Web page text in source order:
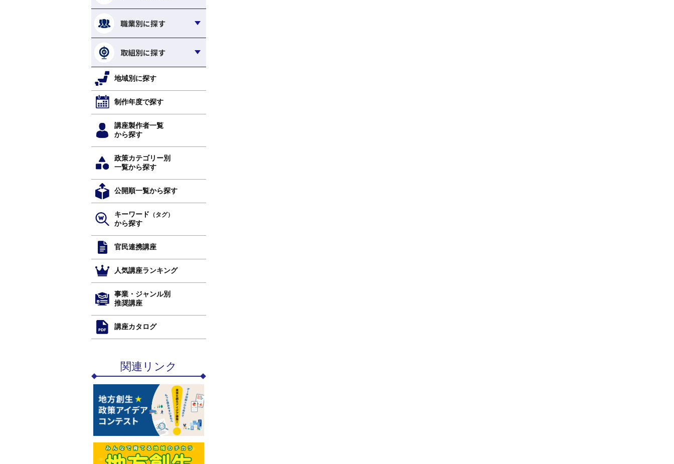
職業別に探す
取組別に探す
地域別に探す
制作年度で探す
講座製作者一覧
から探す
政策カテゴリー別
一覧から探す
公開順一覧から探す
キーワード （タグ）
から探す
官民連携講座
人気講座ランキング
事業・ジャンル別
推奨講座
講座カタログ
関連リンク